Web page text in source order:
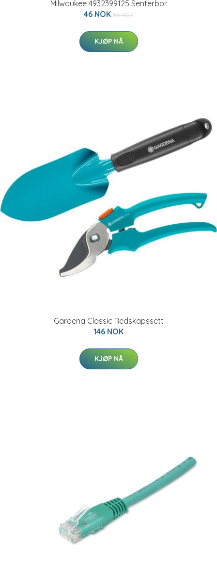
Milwaukee 4932399125 Senterbor
46 NOK 56 NOK
KJØP NÅ
Gardena Classic Redskapssett
146 NOK
KJØP NÅ